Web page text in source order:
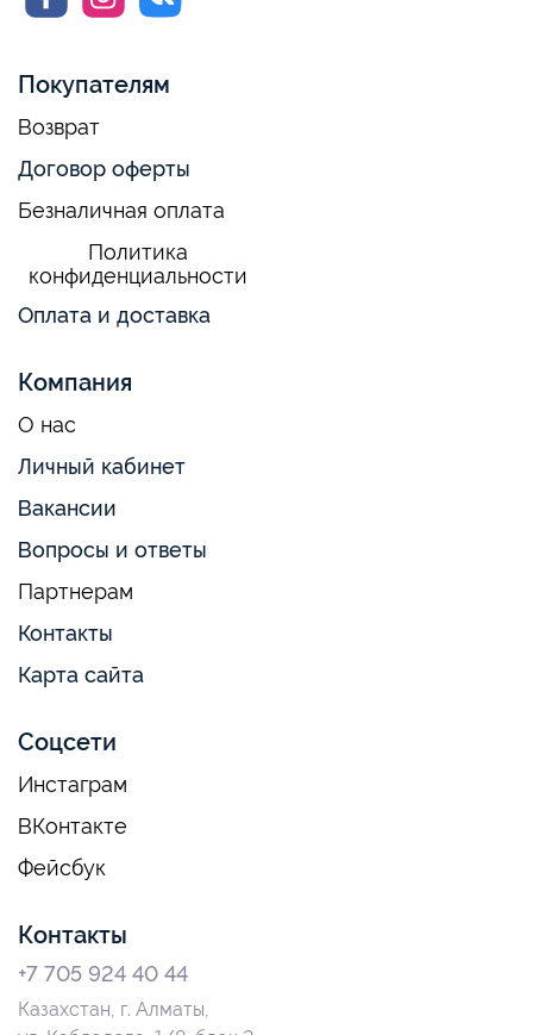
Покупателям
Возврат
Договор оферты
Безналичная оплата
Политика
конфиденциальности
Оплата и доставка
Компания
О нас
Личный кабинет
Вакансии
Вопросы и ответы
Партнерам
Контакты
Карта сайта
Соцсети
Инстаграм
ВКонтакте
Фейсбук
Контакты
+7 705 924 40 44
Казахстан, г. Алматы,